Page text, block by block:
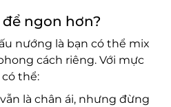
ngon hơn?
nướng là bạn có thể mix
cách riêng. Với mực
thể:
là chân ái, nhưng đừng